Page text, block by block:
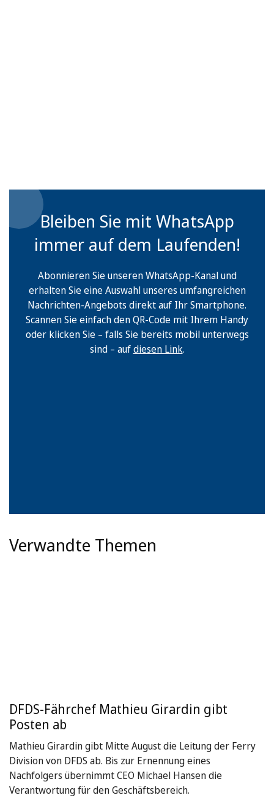
Bleiben Sie mit WhatsApp
immer auf dem Laufenden!
Abonnieren Sie unseren WhatsApp-Kanal und
erhalten Sie eine Auswahl unseres umfangreichen
Nachrichten-Angebots direkt auf Ihr Smartphone.
Scannen Sie einfach den QR-Code mit Ihrem Handy
oder klicken Sie – falls Sie bereits mobil unterwegs
sind – aufdiesen Link.
Verwandte Themen
DFDS-Fährchef Mathieu Girardin gibt
Posten ab
Mathieu Girardin gibt Mitte August die Leitung der Ferry
Division von DFDS ab. Bis zur Ernennung eines
Nachfolgers übernimmt CEO Michael Hansen die
Verantwortung für den Geschäftsbereich.